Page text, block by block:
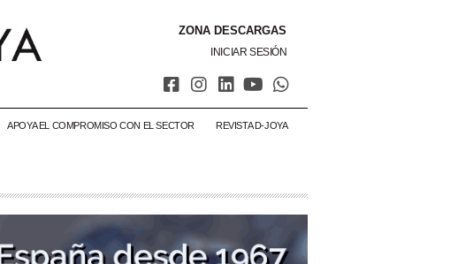
ZONA DESCARGAS
INICIAR SESIÓN
APOYA EL COMPROMISO CON EL SECTOR REVISTA D-JOYA